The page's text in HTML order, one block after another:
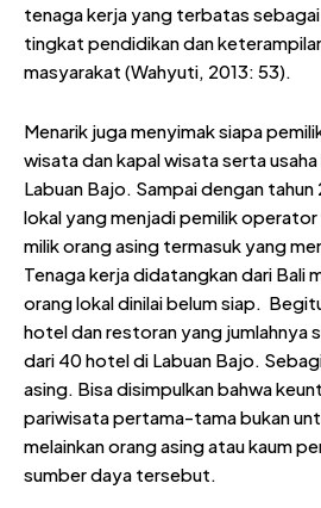
tenaga kerja yang terbatas
tingkat pendidikan dan
masyarakat (Wahyuti, 2013: 53).
Menarik juga menyimak siapa
wisata dan kapal wisata serta
Labuan Bajo. Sampai dengan
lokal yang menjadi pemilik
milik orang asing termasuk yang
Tenaga kerja didatangkan dari Bali
orang lokal dinilai belum siap.
hotel dan restoran yang jumlahnya
dari 40 hotel di Labuan Bajo.
asing. Bisa disimpulkan bahwa
pariwisata pertama-tama bukan
melainkan orang asing atau kaum
sumber daya tersebut.